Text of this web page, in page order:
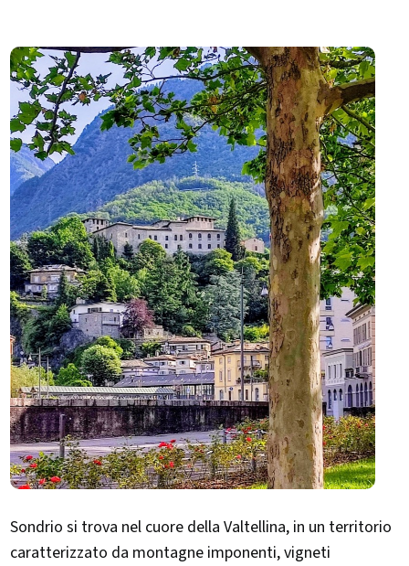
Sondrio si trova nel cuore della Valtellina, in un territorio
caratterizzato da montagne imponenti, vigneti